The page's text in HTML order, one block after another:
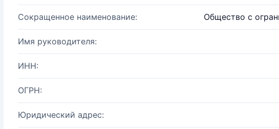
Сокращенное наименование: Общество с
Имя руководителя:
ИНН:
ОГРН:
Юридический адрес: